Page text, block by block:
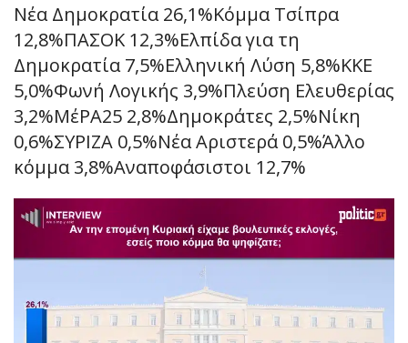
Νέα Δημοκρατία 26,1%Κόμμα Τσίπρα
12,8%ΠΑΣΟΚ 12,3%Ελπίδα για τη
Δημοκρατία 7,5%Ελληνική Λύση 5,8%ΚΚΕ
5,0%Φωνή Λογικής 3,9%Πλεύση Ελευθερίας
3,2%ΜέΡΑ25 2,8%Δημοκράτες 2,5%Νίκη
0,6%ΣΥΡΙΖΑ 0,5%Νέα Αριστερά 0,5%Άλλο
κόμμα 3,8%Αναποφάσιστοι 12,7%